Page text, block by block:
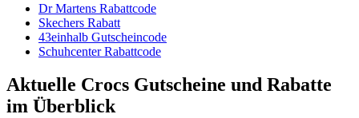
Dr Martens Rabattcode
Skechers Rabatt
43einhalb Gutscheincode
Schuhcenter Rabattcode
Aktuelle Crocs Gutscheine und Rabatte
im Überblick